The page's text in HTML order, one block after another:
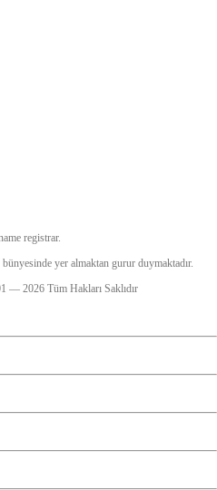
registrar.
, bünyesinde yer almaktan gurur duymaktadır.
— 2026 Tüm Hakları Saklıdır